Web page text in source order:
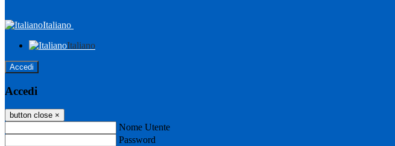
Italiano
Italiano
Accedi
Accedi
button close ×
Nome Utente
Password